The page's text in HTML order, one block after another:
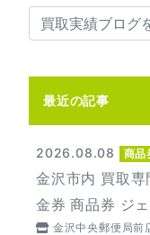
最近の記事
2026.08.08 商品
金沢市内 買取
金券 商品券 ジ
金沢中央郵便局前